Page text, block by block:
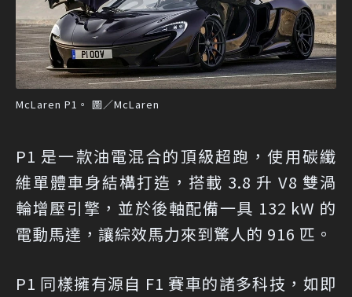
McLaren P1。 圖／McLaren
P1 是一款油電混合的頂級超跑，使用碳纖
維單體車身結構打造，搭載 3.8 升 V8 雙渦
輪增壓引擎，並於後軸配備一具 132 kW 的
電動馬達，讓綜效馬力來到驚人的 916 匹。
P1 同樣擁有源自 F1 賽車的諸多科技，如即